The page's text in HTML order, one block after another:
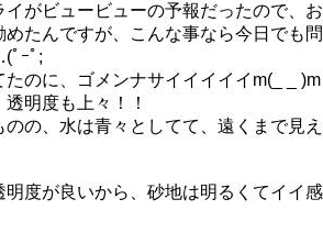
がビュービューの予報だったので、お
たんですが、こんな事なら今日でも問
ﾟｰﾟ;
のに、ゴメンナサイイイイイm(_ _ )m
明度も上々！！
の、水は青々としてて、遠くまで見え
明度が良いから、砂地は明るくてイイ感